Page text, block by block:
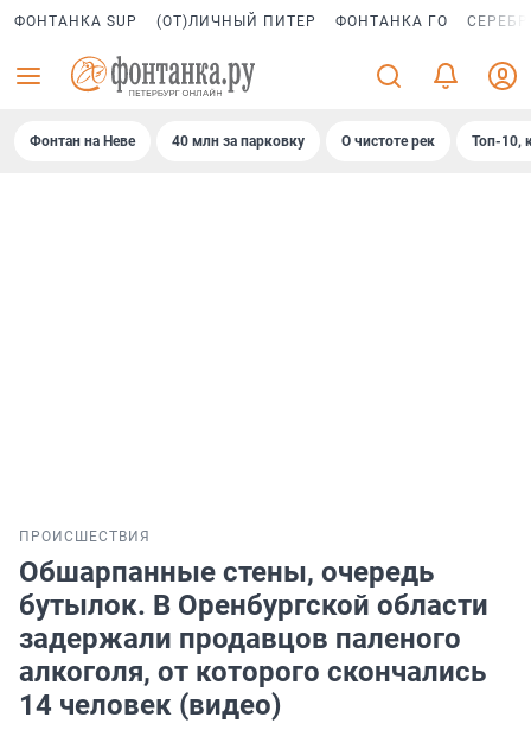
ФОНТАНКА SUP (ОТ)ЛИЧНЫЙ ПИТЕР ФОНТАНКА ГО
Фонтан на Неве 40 млн за парковку О чистоте рек Топ-10,
ПРОИСШЕСТВИЯ
Обшарпанные стены, очередь
бутылок. В Оренбургской области
задержали продавцов паленого
алкоголя, от которого скончались
14 человек (видео)